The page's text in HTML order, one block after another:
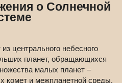
о Солнечной
центрального небесного
планет, обращающихся
малых планет –
комет и межпланетной среды.